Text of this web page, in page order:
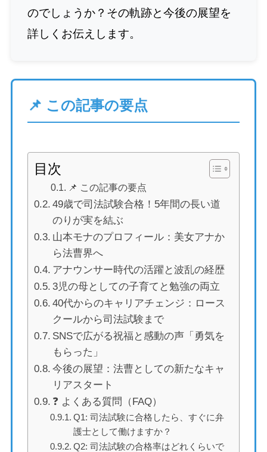
のでしょうか？その軌跡と今後の展望を
詳しくお伝えします。
📌 この記事の要点
目次
📌 この記事の要点
49歳で司法試験合格！5年間の長い道
のりが実を結ぶ
山本モナのプロフィール：美女アナか
ら法曹界へ
アナウンサー時代の活躍と波乱の経歴
3児の母としての子育てと勉強の両立
40代からのキャリアチェンジ：ロース
クールから司法試験まで
SNSで広がる祝福と感動の声「勇気を
もらった」
今後の展望：法曹としての新たなキャ
リアスタート
❓ よくある質問（FAQ）
Q1: 司法試験に合格したら、すぐに弁
護士として働けますか？
Q2: 司法試験の合格率はどれくらいで